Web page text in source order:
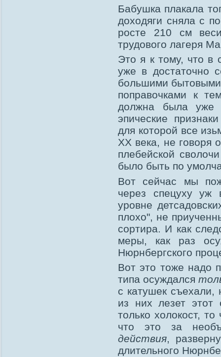
Бабушка плакала
доходяги сняла с
росте 210 см
трудового лагеря
Это я к тому, что в
уже в достаточно
большими бытовыми
поправочками к
должна была уже
эпические
для которой все
ХХ века, не
плебейской
было быть по
Вот сейчас мы
через спецуху уж
уровне
плохо", не
сортира. И как
меры, как раз
Нюрнбергского
Вот это тоже надо
типа осуждался
с катушек съехали,
из них лезет этот
только холокост,
что это за
действия,
длительного